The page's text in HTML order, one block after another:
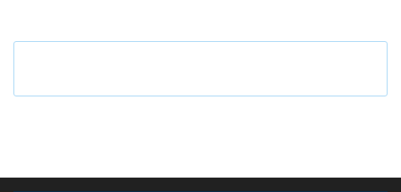
Что будет с наличными деньгами при цифровом